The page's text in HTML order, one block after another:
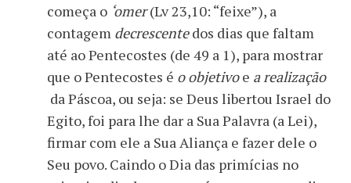
começa o ‘omer(Lv 23,10: “feixe”), a
contagem decrescentedos dias que faltam
até ao Pentecostes (de 49 a 1), para mostrar
que o Pentecostes é o objetivoe a realização
da Páscoa, ou seja: se Deus libertou Israel do
Egito, foi para lhe dar a Sua Palavra (a Lei),
firmar com ele a Sua Aliança e fazer dele o
Seu povo. Caindo o Dia das primícias no